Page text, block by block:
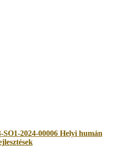
2024-00006 Helyi humán